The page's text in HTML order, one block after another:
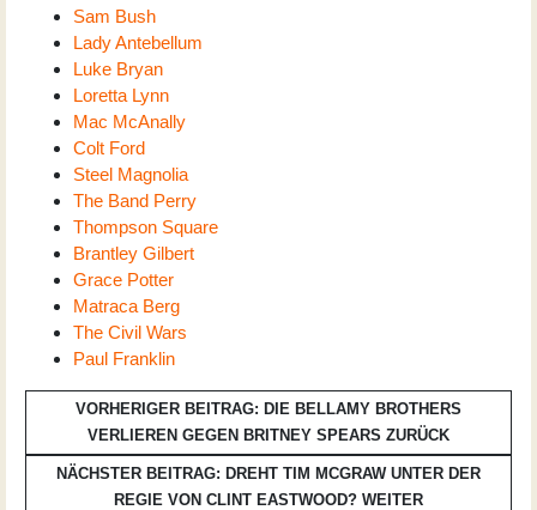
Sam Bush
Lady Antebellum
Luke Bryan
Loretta Lynn
Mac McAnally
Colt Ford
Steel Magnolia
The Band Perry
Thompson Square
Brantley Gilbert
Grace Potter
Matraca Berg
The Civil Wars
Paul Franklin
VORHERIGER BEITRAG: DIE BELLAMY BROTHERS
VERLIEREN GEGEN BRITNEY SPEARS ZURÜCK
NÄCHSTER BEITRAG: DREHT TIM MCGRAW UNTER DER
REGIE VON CLINT EASTWOOD? WEITER